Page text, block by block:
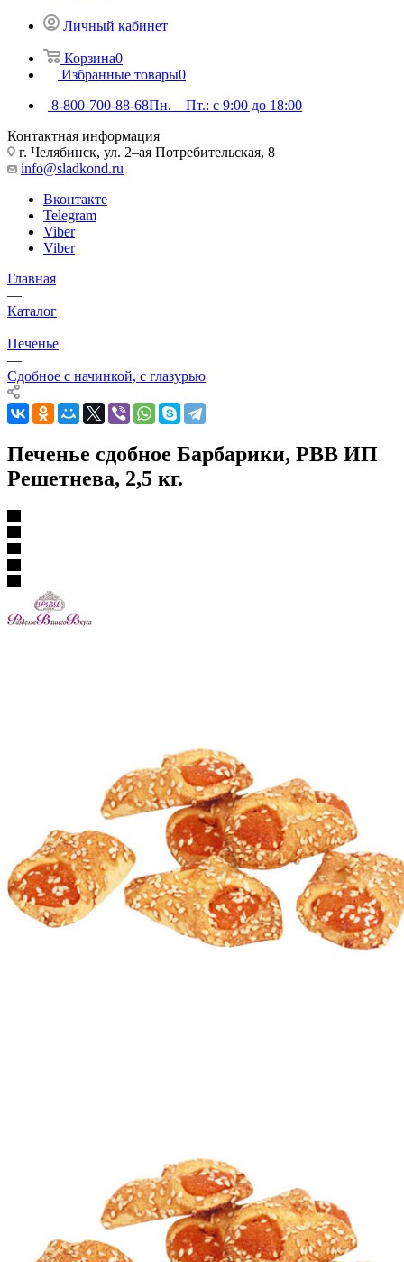
Личный кабинет
Корзина0
Избранные товары0
8-800-700-88-68Пн. – Пт.: с 9:00 до 18:00
Контактная информация
г. Челябинск, ул. 2–ая Потребительская, 8
info@sladkond.ru
Вконтакте
Telegram
Viber
Viber
Главная
—
Каталог
—
Печенье
—
Сдобное с начинкой, с глазурью
Печенье сдобное Барбарики, РВВ ИП
Решетнева, 2,5 кг.